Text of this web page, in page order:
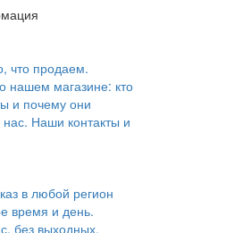
что продаем.
нашем магазине: кто
и почему они
Наши контакты и
в любой регион
время и день.
без выходных.